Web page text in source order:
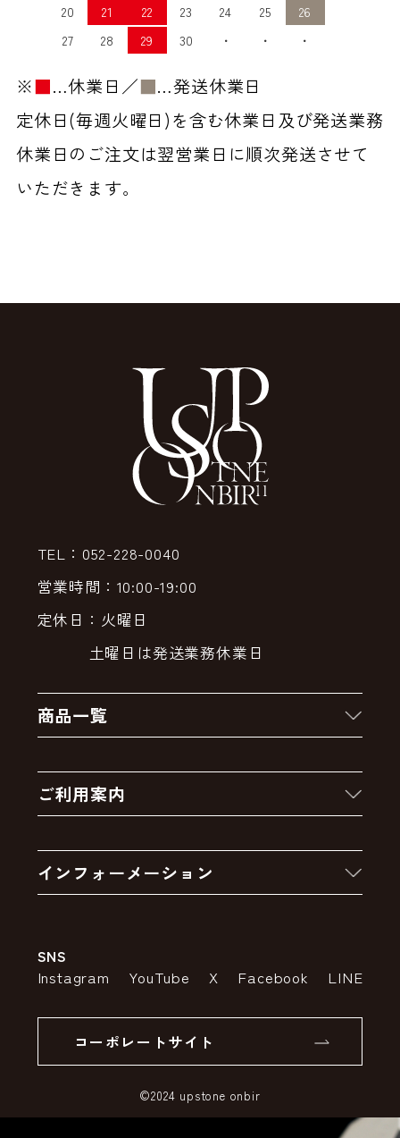
20
21 22 23 24 25
26
27
28 29 30 ・ ・ ・
※■…休業日／■…発送休業日
定休日(毎週火曜日)を含む休業日及び発送業務
休業日のご注文は翌営業日に順次発送させて
いただきます。
TEL：052-228-0040
営業時間：10:00-19:00
定休日：火曜日
土曜日は発送業務休業日
商品一覧
クーポン
卸販売・大量注文
アウトレットセール
ご利用案内
お支払いについて
インフォーメーション
特定商取引法の表示
SSLサーバー証明書とは
SNS
Instagram YouTube X Facebook LINE
コーポレートサイト
©2024 upstone onbir